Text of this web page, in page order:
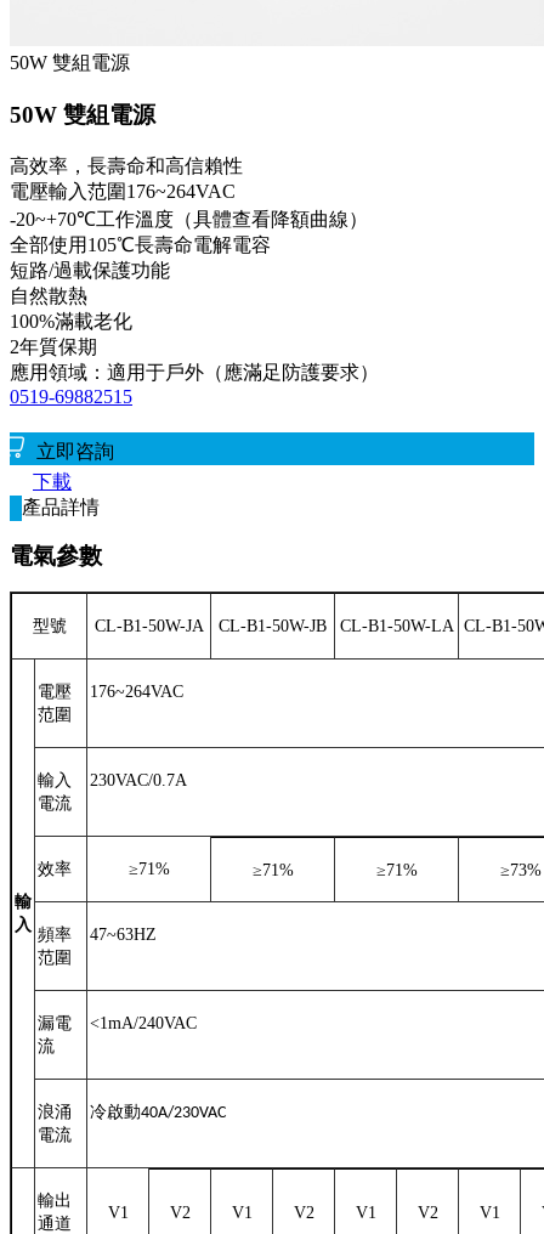
50W 雙組電源
50W 雙組電源
高效率，長壽命和高信賴性
電壓輸入范圍176~264VAC
-20~+70℃工作溫度（具體查看降額曲線）
全部使用105℃長壽命電解電容
短路/過載保護功能
自然散熱
100%滿載老化
2年質保期
應用領域：適用于戶外（應滿足防護要求）
0519-69882515
立即咨詢
下載
產品詳情
電氣參數
型號 CL-B1-50W-JA CL-B1-50W-JB CL-B1-50W-LA CL-B1-
輸
入
電壓
范圍
176~264VAC
輸入
電流
230VAC/0.7A
效率 ≥71% ≥71% ≥71% ≥73%
頻率
范圍
47~63HZ
漏電
流
<1mA/240VAC
浪涌
電流
冷啟動40A/230VAC
輸出
通道
V1 V2 V1 V2 V1 V2 V1